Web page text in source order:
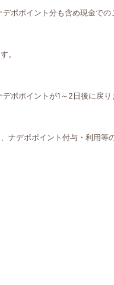
ポポイント分も含め現金での
。
ポポイントが1～2日後に戻り
デポポイント付与・利用